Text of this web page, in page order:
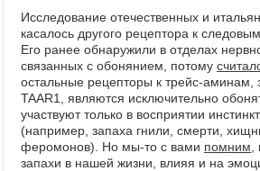
Исследование отечественных и
касалось другого рецептора к
Его ранее обнаружили в отделах
связанных с обонянием, потому
остальные рецепторы к трейс-аминам,
TAAR1, являются исключительно
участвуют только в восприятии
(например, запаха гнили, смерти,
феромонов). Но мы-то с вами помним
запахи в нашей жизни, влияя и на